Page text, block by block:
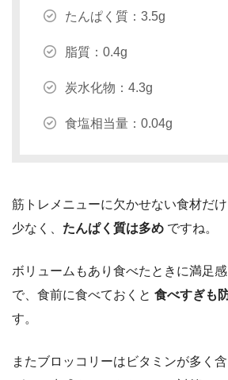
たんぱく質：3.5g
脂質：0.4g
炭水化物：4.3g
食塩相当量：0.04g
筋トレメニューに欠かせない食材だ
少なく、 たんぱく質は多め ですね。
ボリュームもあり食べたときに満足
で、食前に食べておくと 食べすぎも
す。
またブロッコリーはビタミンが多く